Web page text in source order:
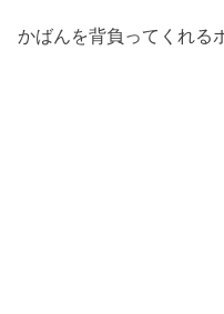
かばんを背負ってくれる